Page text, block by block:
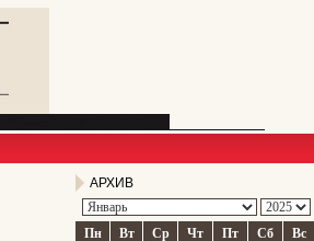
АРХИВ
Пн Вт Ср Чт Пт Сб
Вс